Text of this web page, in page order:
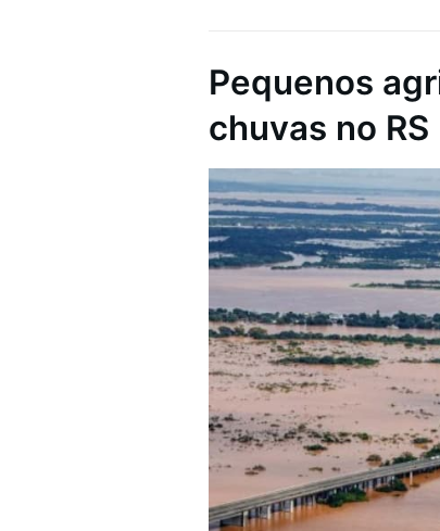
Pequenos
chuvas no RS